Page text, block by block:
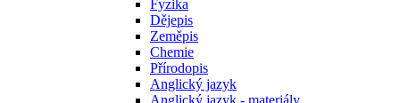
Fyzika
Dějepis
Zeměpis
Chemie
Přírodopis
Anglický jazyk
Anglický jazyk - materiály